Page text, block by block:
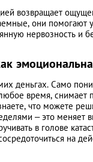
возвращает
они помогают
нервозность и
деньгах. Само
время, снимает
что можете
– это меняет
в голове
на